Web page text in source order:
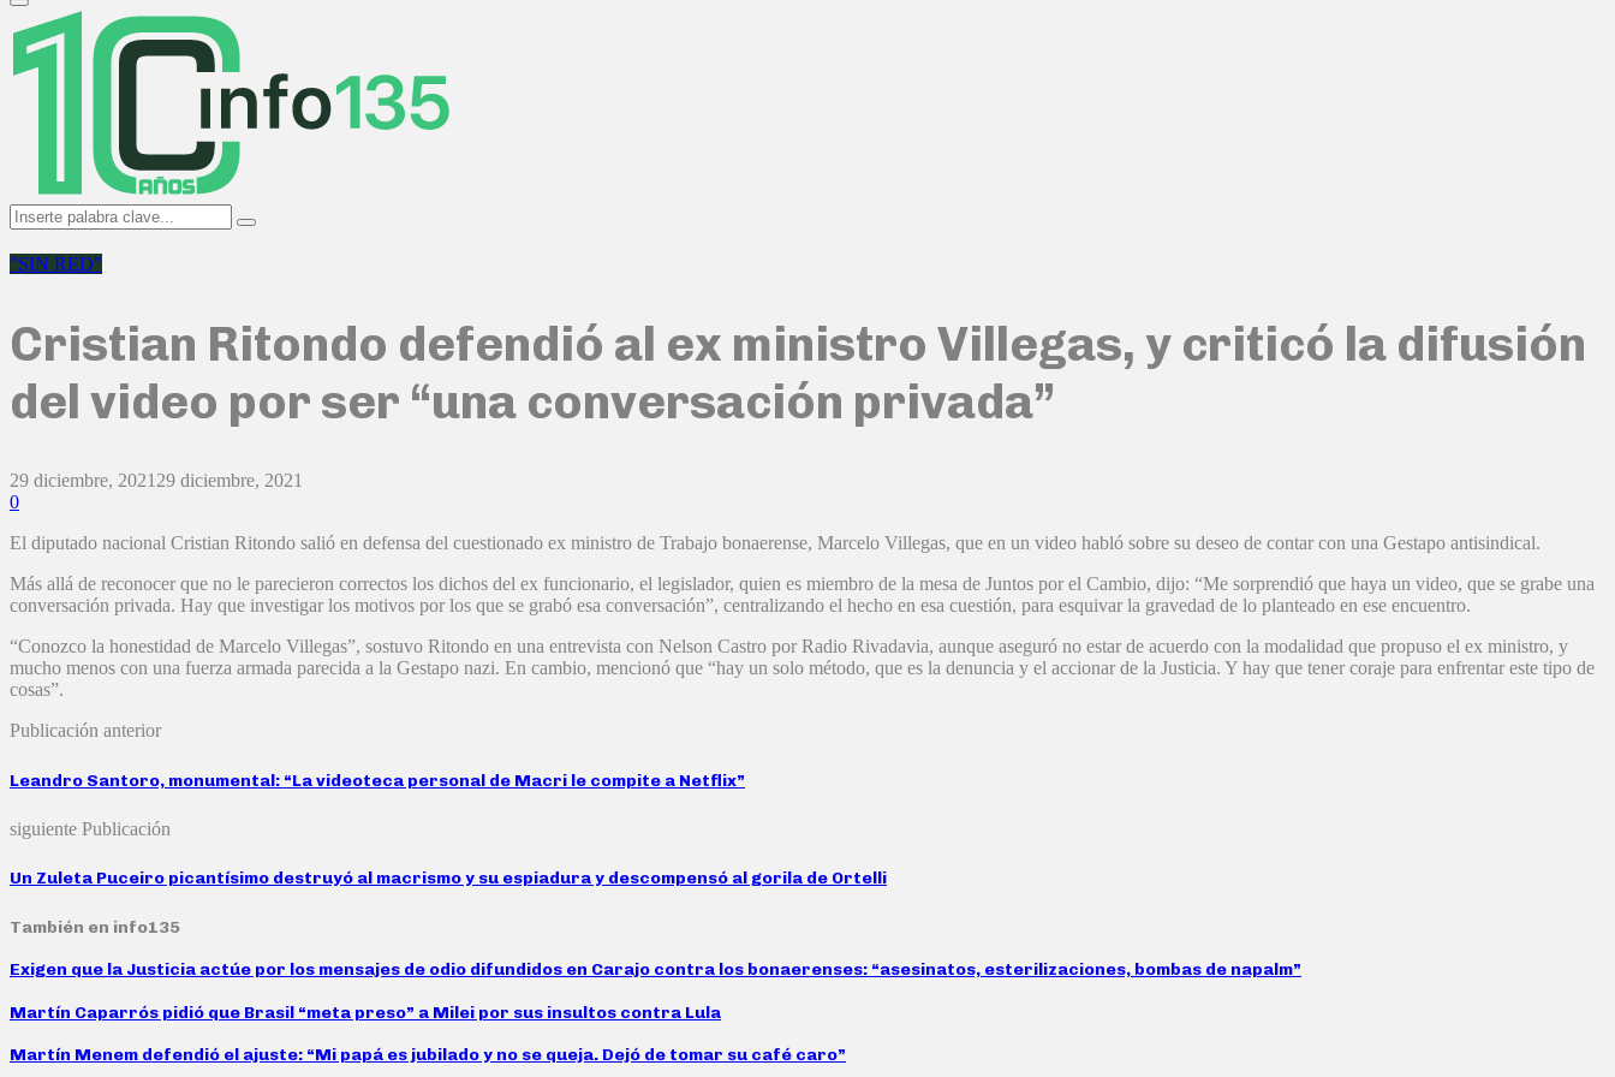
Primary
Menu
Search
for:
Search
"SIN RED"
Cristian Ritondo defendió al ex ministro Villegas, y criticó la difusión
del video por ser “una conversación privada”
29 diciembre, 2021 29 diciembre, 2021
0
El diputado nacional Cristian Ritondo salió en defensa del cuestionado ex ministro de Trabajo bonaerense, Marcelo Villegas, que en un video habló sobre su deseo de contar con una Gestapo antisindical.
Más allá de reconocer que no le parecieron correctos los dichos del ex funcionario, el legislador, quien es miembro de la mesa de Juntos por el Cambio, dijo: “Me sorprendió que haya un video, que se grabe una
conversación privada. Hay que investigar los motivos por los que se grabó esa conversación”, centralizando el hecho en esa cuestión, para esquivar la gravedad de lo planteado en ese encuentro.
“Conozco la honestidad de Marcelo Villegas”, sostuvo Ritondo en una entrevista con Nelson Castro por Radio Rivadavia, aunque aseguró no estar de acuerdo con la modalidad que propuso el ex ministro, y
mucho menos con una fuerza armada parecida a la Gestapo nazi. En cambio, mencionó que “hay un solo método, que es la denuncia y el accionar de la Justicia. Y hay que tener coraje para enfrentar este tipo de
cosas”.
Publicación anterior
Leandro Santoro, monumental: “La videoteca personal de Macri le compite a Netflix”
siguiente Publicación
Un Zuleta Puceiro picantísimo destruyó al macrismo y su espiadura y descompensó al gorila de Ortelli
También en info135
Exigen que la Justicia actúe por los mensajes de odio difundidos en Carajo contra los bonaerenses: “asesinatos, esterilizaciones, bombas de napalm”
Martín Caparrós pidió que Brasil “meta preso” a Milei por sus insultos contra Lula
Martín Menem defendió el ajuste: “Mi papá es jubilado y no se queja. Dejó de tomar su café caro”